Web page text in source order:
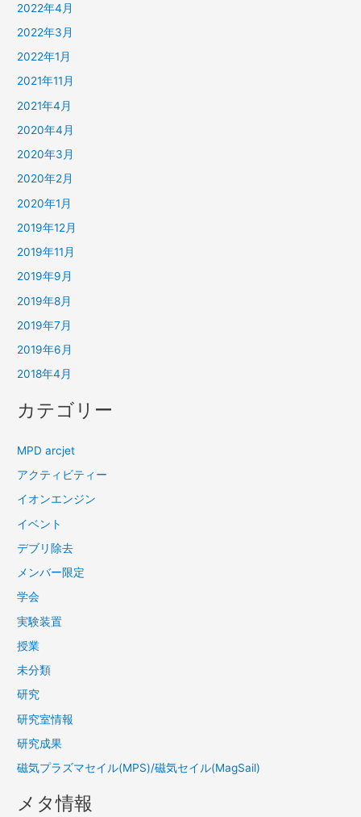
2022年4月
2022年3月
2022年1月
2021年11月
2021年4月
2020年4月
2020年3月
2020年2月
2020年1月
2019年12月
2019年11月
2019年9月
2019年8月
2019年7月
2019年6月
2018年4月
カテゴリー
MPD arcjet
アクティビティー
イオンエンジン
イベント
デブリ除去
メンバー限定
学会
実験装置
授業
未分類
研究
研究室情報
研究成果
磁気プラズマセイル(MPS)/磁気セイル(MagSail)
メタ情報